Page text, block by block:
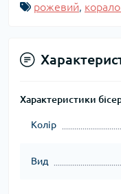
рожевий,
Характеристики
Колір
Вид